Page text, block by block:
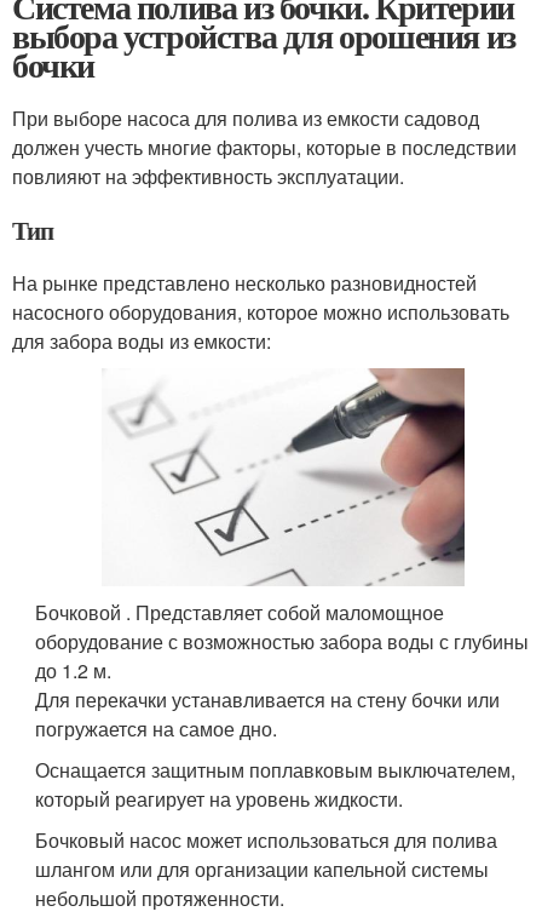
выбора устройства для орошения из
бочки
При выборе насоса для полива из емкости садовод
должен учесть многие факторы, которые в последствии
повлияют на эффективность эксплуатации.
Тип
На рынке представлено несколько разновидностей
насосного оборудования, которое можно использовать
для забора воды из емкости:
Бочковой . Представляет собой маломощное
оборудование с возможностью забора воды с глубины
до 1.2 м.
Для перекачки устанавливается на стену бочки или
погружается на самое дно.
Оснащается защитным поплавковым выключателем,
который реагирует на уровень жидкости.
Бочковый насос может использоваться для полива
шлангом или для организации капельной системы
небольшой протяженности.